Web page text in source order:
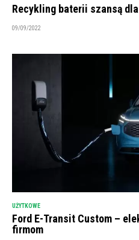
Recykling baterii szansą
09/09/2022
UŻYTKOWE
Ford E-Transit Custom –
firmom